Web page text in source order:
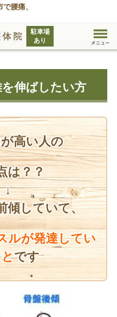
腰痛、
伸ばしたい方
高い人の
は？？
↓
傾していて、
ルが発達してい
です